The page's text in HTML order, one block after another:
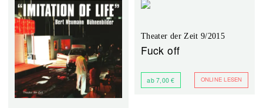
Theater der Zeit 9/2015
Fuck off
ab 7,00 € ONLINE LESEN